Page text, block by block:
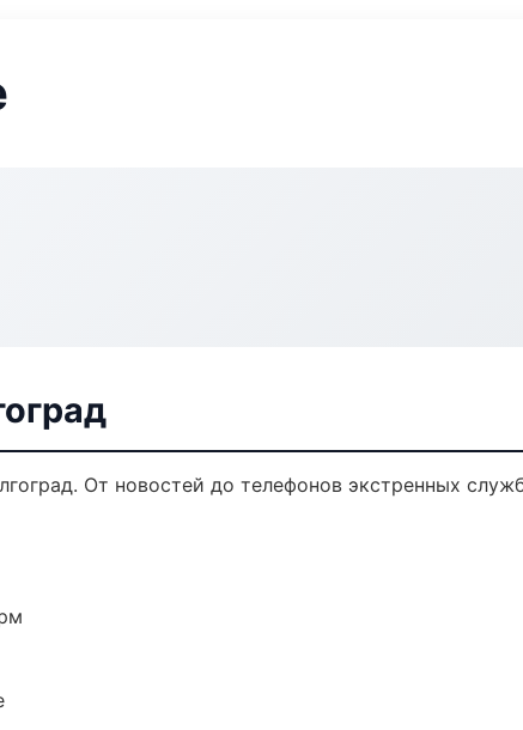
От новостей до телефонов экстренных